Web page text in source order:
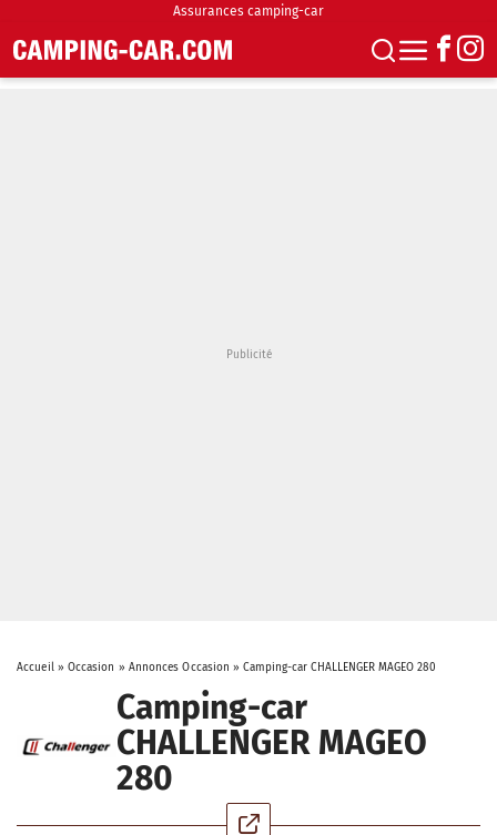
Assurances camping-car
Accueil» Occasion » Annonces Occasion »Camping-car CHALLENGER MAGEO 280
Camping-car
CHALLENGER MAGEO
280